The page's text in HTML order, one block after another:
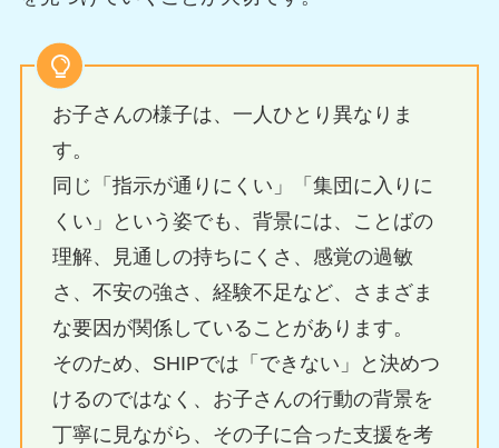
お子さんの様子は、一人ひとり異なりま
す。
同じ「指示が通りにくい」「集団に入りに
くい」という姿でも、背景には、ことばの
理解、見通しの持ちにくさ、感覚の過敏
さ、不安の強さ、経験不足など、さまざま
な要因が関係していることがあります。
そのため、SHIPでは「できない」と決めつ
けるのではなく、お子さんの行動の背景を
丁寧に見ながら、その子に合った支援を考